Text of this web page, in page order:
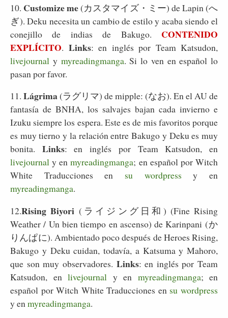
10. Customize me(カスタマイズ・ミー) de Lapin (へ
ぎ). Deku necesita un cambio de estilo y acaba siendo el
conejillo de indias de Bakugo. CONTENIDO
EXPLÍCITO. Links: en inglés por Team Katsudon,
livejournal y myreadingmanga. Si lo ven en español lo
pasan por favor.
11. Lágrima(ラグリマ) de mipple: (なお). En el AU de
fantasía de BNHA, los salvajes bajan cada invierno e
Izuku siempre los espera. Este es de mis favoritos porque
es muy tierno y la relación entre Bakugo y Deku es muy
bonita. Links: en inglés por Team Katsudon, en
livejournal y enmyreadingmanga; en español por Witch
White Traducciones en su wordpress y en
myreadingmanga.
12.Rising Biyori (ライジング日和) (Fine Rising
Weather / Un bien tiempo en ascenso) de Karinpani (か
りんぱに). Ambientado poco después de Heroes Rising,
Bakugo y Deku cuidan, todavía, a Katsuma y Mahoro,
que son muy observadores. Links: en inglés por Team
Katsudon, en livejournal y en myreadingmanga; en
español por Witch White Traducciones en su wordpress
y enmyreadingmanga.